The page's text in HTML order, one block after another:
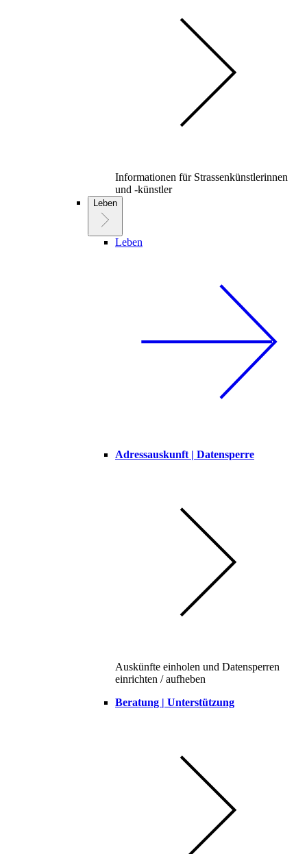
Informationen für Strassenkünstlerinnen
und -künstler
Leben
Leben
Adressauskunft | Datensperre
Auskünfte einholen und Datensperren
einrichten / aufheben
Beratung | Unterstützung